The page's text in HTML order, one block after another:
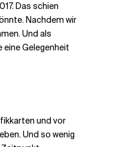
Das schien
Nachdem wir
Und als
eine Gelegenheit
und vor
Und so wenig